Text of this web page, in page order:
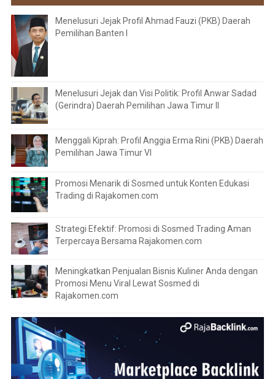
Menelusuri Jejak Profil Ahmad Fauzi (PKB) Daerah
Pemilihan Banten I
Menelusuri Jejak dan Visi Politik: Profil Anwar Sadad
(Gerindra) Daerah Pemilihan Jawa Timur II
Menggali Kiprah: Profil Anggia Erma Rini (PKB) Daerah
Pemilihan Jawa Timur VI
Promosi Menarik di Sosmed untuk Konten Edukasi
Trading di Rajakomen.com
Strategi Efektif: Promosi di Sosmed Trading Aman
Terpercaya Bersama Rajakomen.com
Meningkatkan Penjualan Bisnis Kuliner Anda dengan
Promosi Menu Viral Lewat Sosmed di
Rajakomen.com